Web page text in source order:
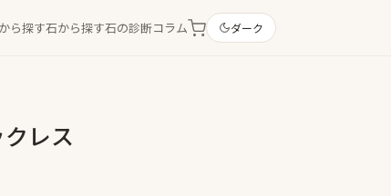
ら探す石から探す石の診断コラム ダーク
レス